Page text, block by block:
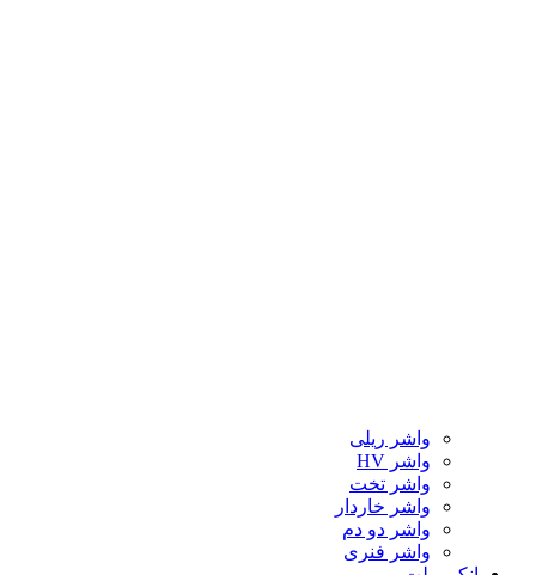
واشر ریلی
واشر HV
واشر تخت
واشر خاردار
واشر دو دم
واشر فنری